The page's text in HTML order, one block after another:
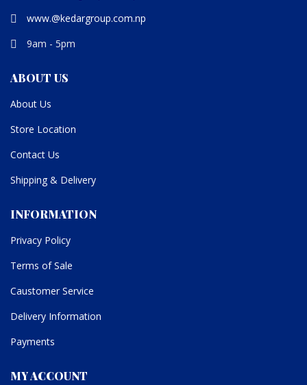
www.@kedargroup.com.np
9am - 5pm
ABOUT US
About Us
Store Location
Contact Us
Shipping & Delivery
INFORMATION
Privacy Policy
Terms of Sale
Caustomer Service
Delivery Information
Payments
MY ACCOUNT